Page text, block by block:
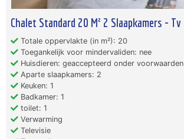
Chalet Standard 20 M² 2 Slaapkamers - Tv
Totale oppervlakte (in m²): 20
Toegankelijk voor mindervaliden: nee
Huisdieren: geaccepteerd onder voorwaarden
Aparte slaapkamers: 2
Keuken: 1
Badkamer: 1
toilet: 1
Verwarming
Televisie